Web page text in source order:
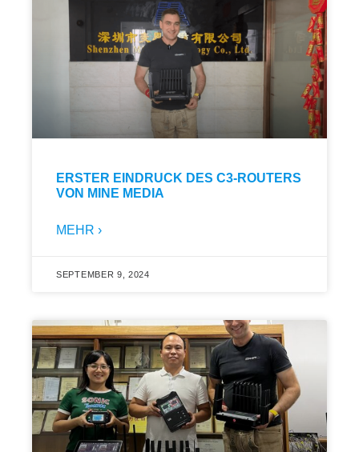
ERSTER EINDRUCK DES C3-ROUTERS
VON MINE MEDIA
MEHR ›
SEPTEMBER 9, 2024